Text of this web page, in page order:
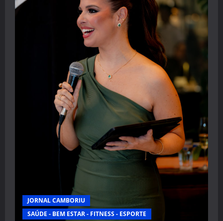
JORNAL CAMBORIU
SAÚDE - BEM ESTAR - FITNESS - ESPORTE